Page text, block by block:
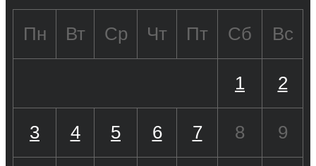
Пн Вт Ср Чт Пт Сб Вс
1 2
3 4 5 6 7 8 9